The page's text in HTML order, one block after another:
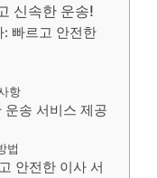
신속한 운송!
: 빠르고 안전한
항
운송 서비스 제공
법
안전한 이사 서